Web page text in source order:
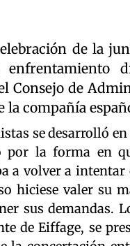
de la
Consejo de
la compañía
se desarrolló
por la forma en
a volver a intentar
hiciese valer su
sus demandas.
de Eiffage, se